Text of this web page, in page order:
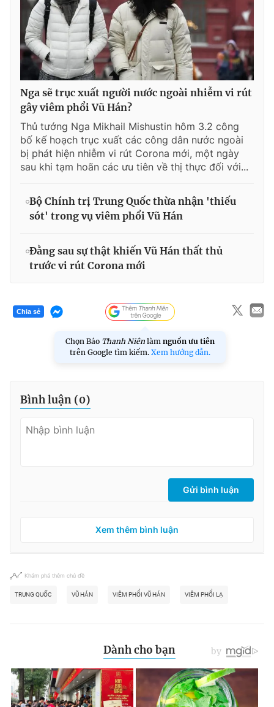
Nga sẽ trục xuất người nước ngoài nhiễm vi rút
gây viêm phổi Vũ Hán?
Thủ tướng Nga Mikhail Mishustin hôm 3.2 công
bố kế hoạch trục xuất các công dân nước ngoài
bị phát hiện nhiễm vi rút Corona mới, một ngày
sau khi tạm hoãn các ưu tiên về thị thực đối với...
Bộ Chính trị Trung Quốc thừa nhận 'thiếu
sót' trong vụ viêm phổi Vũ Hán
Đằng sau sự thật khiến Vũ Hán thất thủ
trước vi rút Corona mới
Chia sẻ
Chọn Báo Thanh Niên làm nguồn ưu tiên
trên Google tìm kiếm. Xem hướng dẫn.
Bình luận (0)
Gửi bình luận
Xem thêm bình luận
Khám phá thêm chủ đề
TRUNG QUỐC VŨ HÁN VIÊM PHỔI VŨ HÁN VIÊM PHỔI LẠ